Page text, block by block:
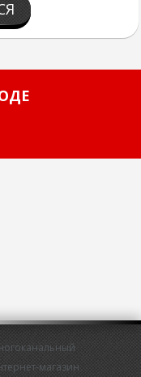
магазин